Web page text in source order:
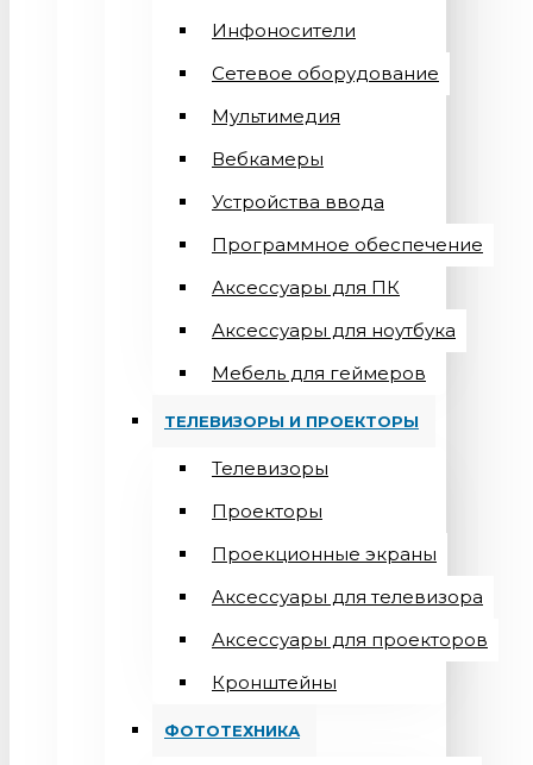
Инфоносители
Сетевое оборудование
Мультимедия
Вебкамеры
Устройства ввода
Программное обеспечение
Аксессуары для ПК
Аксессуары для ноутбука
Мебель для геймеров
ТЕЛЕВИЗОРЫ И ПРОЕКТОРЫ
Телевизоры
Проекторы
Проекционные экраны
Aксессуары для телевизора
Аксессуары для проекторов
Кронштейны
ФОТОТЕХНИКА